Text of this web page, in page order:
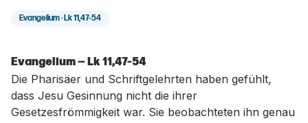
Evangelium ·Lk 11,47-54
Evangelium — Lk 11,47-54
Die Pharisäer und Schriftgelehrten haben gefühlt,
dass Jesu Gesinnung nicht die ihrer
Gesetzesfrömmigkeit war. Sie beobachteten ihn genau